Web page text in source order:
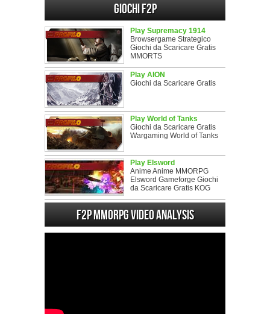
Giochi F2P
Play Supremacy 1914
Browsergame Strategico
Giochi da Scaricare Gratis
MMORTS
Play AION
Giochi da Scaricare Gratis
Play World of Tanks
Giochi da Scaricare Gratis
Wargaming World of Tanks
Play Elsword
Anime Anime MMORPG
Elsword Gameforge Giochi
da Scaricare Gratis KOG
F2P MMORPG Video analysis